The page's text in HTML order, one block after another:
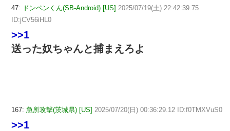
47: ドンペンくん(SB-Android) [US] 2025/07/19(土) 22:42:39.75
ID:jCV56iHL0
>>1
送った奴ちゃんと捕まえろよ
167: 急所攻撃(茨城県) [US] 2025/07/20(日) 00:36:29.12 ID:f0TMXVuS0
>>1